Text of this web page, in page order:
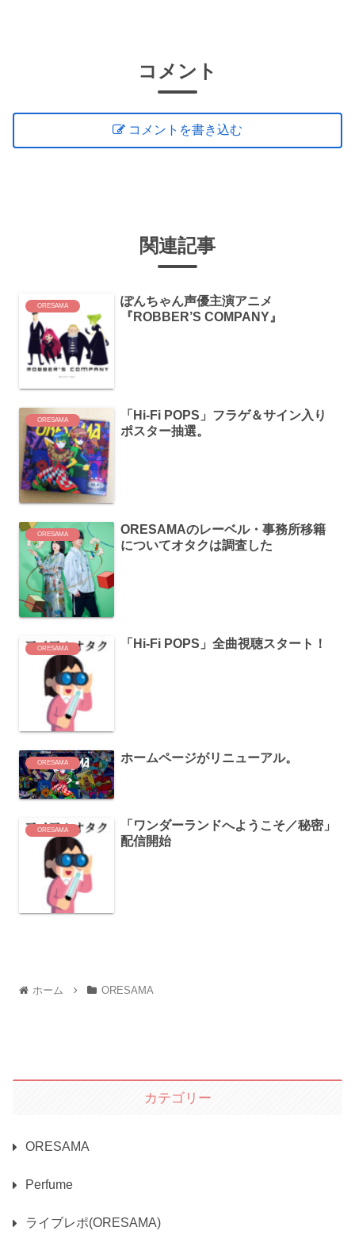
関連記事
ORESAMA
ぽんちゃん声優主演アニメ
『ROBBER’S COMPANY』
ORESAMA
「Hi-Fi POPS」フラゲ＆サイン入り
ポスター抽選。
ORESAMA
ORESAMAのレーベル・事務所移籍
についてオタクは調査した
ORESAMA 「Hi-Fi POPS」全曲視聴スタート！
ORESAMA ホームページがリニューアル。
ORESAMA
「ワンダーランドへようこそ／秘密」
配信開始
コメント
コメントを書き込む
ホーム ORESAMA
カテゴリー
ORESAMA
Perfume
ライブレポ(ORESAMA)